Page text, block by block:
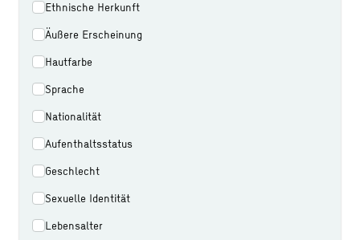
Ethnische Herkunft
Äußere Erscheinung
Hautfarbe
Sprache
Nationalität
Aufenthaltsstatus
Geschlecht
Sexuelle Identität
Lebensalter